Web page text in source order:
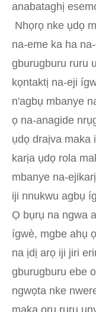
anabataghị
Nhọrọ nke ụdọ
na-eme ka ha
gburugburu ruru
kọntaktị na-eji
n'agbụ mbanye
ọ na-anagide
ụdọ draịva maka
karịa ụdọ rola
mbanye na-
iji nnukwu agbụ
Ọ bụrụ na ngwa
ígwè, mgbe ahụ
na ịdị arọ iji jiri
gburugburu ebe
ngwọta nke